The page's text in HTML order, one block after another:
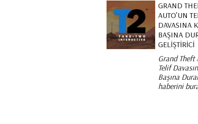
GRAND
AUTO’UN
DAVASINA
BAŞINA
GELIŞTIRICI
Grand Theft
Telif
Başına
haberini